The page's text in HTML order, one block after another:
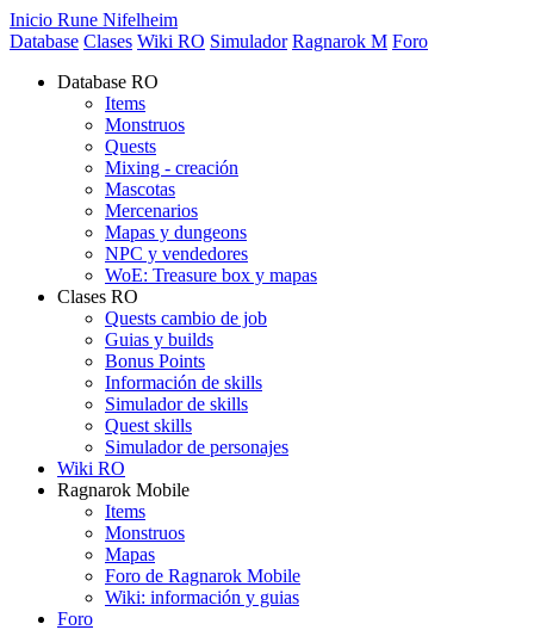
Inicio Rune Nifelheim
Database Clases Wiki RO Simulador Ragnarok M Foro
Database RO
Items
Monstruos
Quests
Mixing - creación
Mascotas
Mercenarios
Mapas y dungeons
NPC y vendedores
WoE: Treasure box y mapas
Clases RO
Quests cambio de job
Guias y builds
Bonus Points
Información de skills
Simulador de skills
Quest skills
Simulador de personajes
Wiki RO
Ragnarok Mobile
Items
Monstruos
Mapas
Foro de Ragnarok Mobile
Wiki: información y guias
Foro